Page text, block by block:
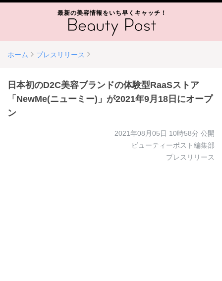
最新の美容情報をいち早くキャッチ！
ホーム プレスリリース
日本初のD2C美容ブランドの体験型RaaSストア
「NewMe(ニューミー)」が2021年9月18日にオープ
ン
2021年08月05日 10時58分 公開
ビューティーポスト編集部
プレスリリース